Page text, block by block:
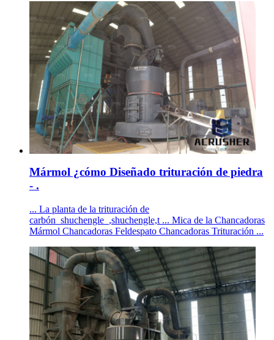
Mármol ¿cómo Diseñado trituración de piedra
- .
... La planta de la trituración de
carbón_shuchengle_,shuchengle,t ... Mica de la Chancadoras
Mármol Chancadoras Feldespato Chancadoras Trituración ...